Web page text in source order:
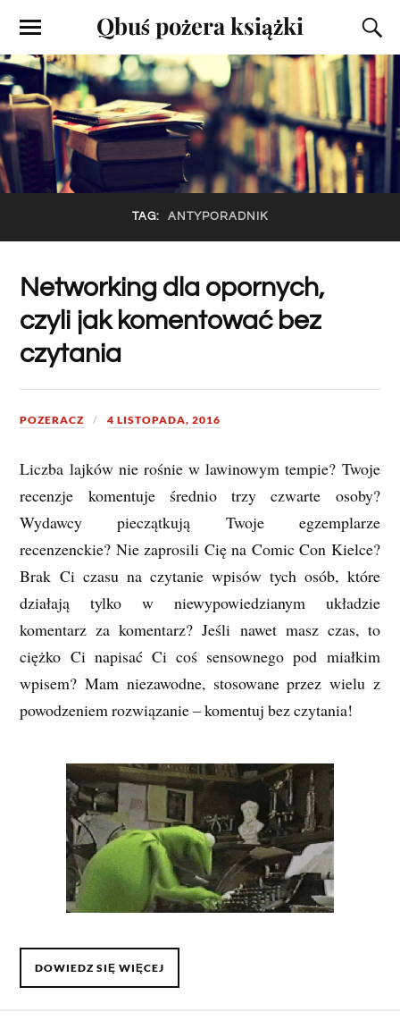
Qbuś pożera książki
TAG: ANTYPORADNIK
Networking dla opornych,
czyli jak komentować bez
czytania
POZERACZ 4 LISTOPADA, 2016
Liczba lajków nie rośnie w lawinowym tempie? Twoje
recenzje komentuje średnio trzy czwarte osoby?
Wydawcy pieczątkują Twoje egzemplarze
recenzenckie? Nie zaprosili Cię na Comic Con Kielce?
Brak Ci czasu na czytanie wpisów tych osób, które
działają tylko w niewypowiedzianym układzie
komentarz za komentarz? Jeśli nawet masz czas, to
ciężko Ci napisać Ci coś sensownego pod miałkim
wpisem? Mam niezawodne, stosowane przez wielu z
powodzeniem rozwiązanie – komentuj bez czytania!
DOWIEDZ SIĘ WIĘCEJ